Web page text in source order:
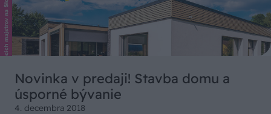
Novinka v predaji! Stavba domu a
úsporné bývanie
4. decembra 2018